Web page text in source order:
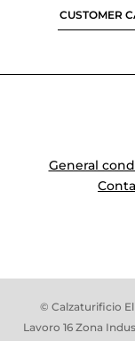
CUSTOMER
General
© Calzaturificio
Lavoro 16 Zona